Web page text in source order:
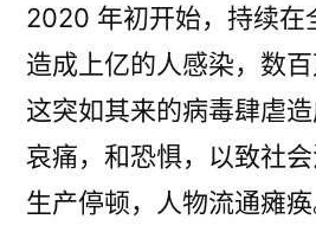
2020 年初开始，持续在
造成上亿的人感染，数
这突如其来的病毒肆虐造
哀痛，和恐惧，以致社
生产停顿，人物流通瘫